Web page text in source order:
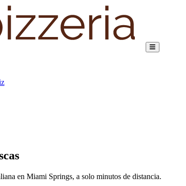
en Miami Springs, a solo minutos de distancia.